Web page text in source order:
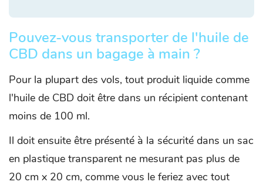
Pouvez-vous transporter de l'huile de
CBD dans un bagage à main ?
Pour la plupart des vols, tout produit liquide comme
l'huile de CBD doit être dans un récipient contenant
moins de 100 ml.
Il doit ensuite être présenté à la sécurité dans un sac
en plastique transparent ne mesurant pas plus de
20 cm x 20 cm, comme vous le feriez avec tout